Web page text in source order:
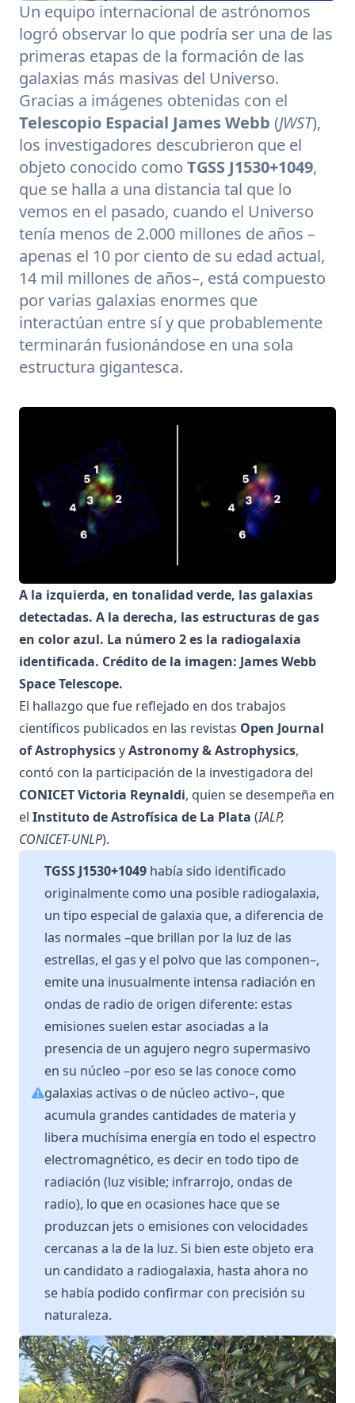
Un equipo internacional de astrónomos
logró observar lo que podría ser una de las
primeras etapas de la formación de las
galaxias más masivas del Universo.
Gracias a imágenes obtenidas con el
Telescopio Espacial James Webb (JWST),
los investigadores descubrieron que el
objeto conocido como TGSS J1530+1049,
que se halla a una distancia tal que lo
vemos en el pasado, cuando el Universo
tenía menos de 2.000 millones de años –
apenas el 10 por ciento de su edad actual,
14 mil millones de años–, está compuesto
por varias galaxias enormes que
interactúan entre sí y que probablemente
terminarán fusionándose en una sola
estructura gigantesca.
A la izquierda, en tonalidad verde, las galaxias
detectadas. A la derecha, las estructuras de gas
en color azul. La número 2 es la radiogalaxia
identificada. Crédito de la imagen: James Webb
Space Telescope.
El hallazgo que fue reflejado en dos trabajos
científicos publicados en las revistas Open Journal
of AstrophysicsyAstronomy & Astrophysics,
contó con la participación de la investigadora del
CONICET Victoria Reynaldi, quien se desempeña en
el Instituto de Astrofísica de La Plata (IALP,
CONICET-UNLP).
TGSS J1530+1049 había sido identificado
originalmente como una posible radiogalaxia,
un tipo especial de galaxia que, a diferencia de
las normales –que brillan por la luz de las
estrellas, el gas y el polvo que las componen–,
emite una inusualmente intensa radiación en
ondas de radio de origen diferente: estas
emisiones suelen estar asociadas a la
presencia de un agujero negro supermasivo
en su núcleo –por eso se las conoce como
galaxias activas o de núcleo activo–, que
acumula grandes cantidades de materia y
libera muchísima energía en todo el espectro
electromagnético, es decir en todo tipo de
radiación (luz visible; infrarrojo, ondas de
radio), lo que en ocasiones hace que se
produzcan jets o emisiones con velocidades
cercanas a la de la luz. Si bien este objeto era
un candidato a radiogalaxia, hasta ahora no
se había podido confirmar con precisión su
naturaleza.